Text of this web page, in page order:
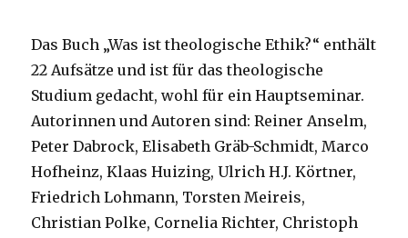
Das Buch „Was ist theologische Ethik?“ enthält
22 Aufsätze und ist für das theologische
Studium gedacht, wohl für ein Hauptseminar.
Autorinnen und Autoren sind: Reiner Anselm,
Peter Dabrock, Elisabeth Gräb-Schmidt, Marco
Hofheinz, Klaas Huizing, Ulrich H.J. Körtner,
Friedrich Lohmann, Torsten Meireis,
Christian Polke, Cornelia Richter, Christoph